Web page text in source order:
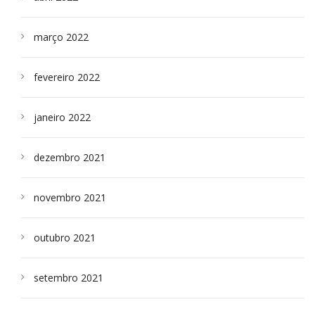
março 2022
fevereiro 2022
janeiro 2022
dezembro 2021
novembro 2021
outubro 2021
setembro 2021